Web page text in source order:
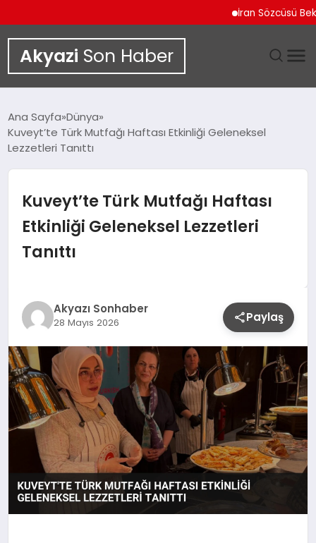
İran Sözcüsü
Akyazi Son Haber
SIYASET
EKONOMI
SPOR
YAŞAM
Ana Sayfa Dünya
Kuveyt’te Türk Mutfağı Haftası Etkinliği Geleneksel
Lezzetleri Tanıttı
Kuveyt’te Türk Mutfağı Haftası
Etkinliği Geleneksel Lezzetleri
Tanıttı
Akyazı Sonhaber
28 Mayıs 2026 Paylaş